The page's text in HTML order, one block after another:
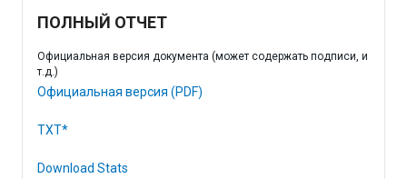
ПОЛНЫЙ ОТЧЕТ
Официальная версия документа (может содержать подписи, и
т.д.)
Официальная версия (PDF)
TXT*
Download Stats